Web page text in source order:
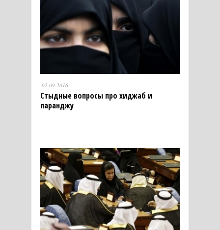
02.09.2016
Стыдные вопросы про хиджаб и
паранджу